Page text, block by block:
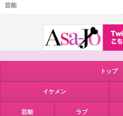
芸能
トップ
イケメン
芸能 ラブ